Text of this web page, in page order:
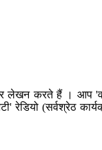
लेखन करते हैं । आप
(सर्वश्रेठ